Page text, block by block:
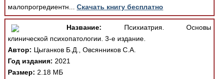
малопрогредиентн... Скачать книгу бесплатно
Название: Психиатрия. Основы
клинической психопатологии. 3-е издание.
Автор: Цыганков Б.Д., Овсянников С.А.
Год издания: 2021
Размер: 2.18 МБ